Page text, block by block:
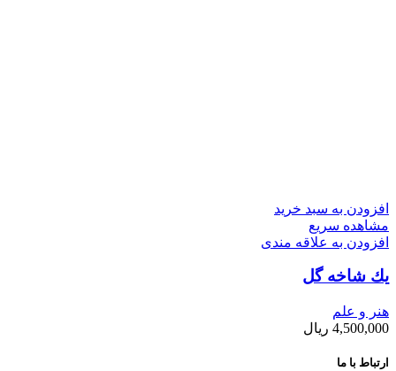
افزودن به سبد خرید
مشاهده سریع
افزودن به علاقه مندی
يك شاخه گل
هنر و علم
4,500,000 ریال
ارتباط با ما